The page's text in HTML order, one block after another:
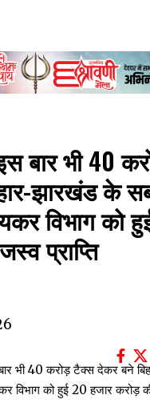
बार भी 40
झारखंड के
विभाग को
प्राप्ति